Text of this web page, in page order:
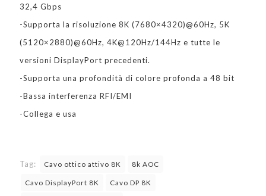
32,4 Gbps
-Supporta la risoluzione 8K (7680×4320)@60Hz, 5K
(5120×2880)@60Hz, 4K@120Hz/144Hz e tutte le
versioni DisplayPort precedenti.
-Supporta una profondità di colore profonda a 48 bit
-Bassa interferenza RFI/EMI
-Collega e usa
Tag: Cavo ottico attivo 8K 8k AOC
Cavo DisplayPort 8K Cavo DP 8K